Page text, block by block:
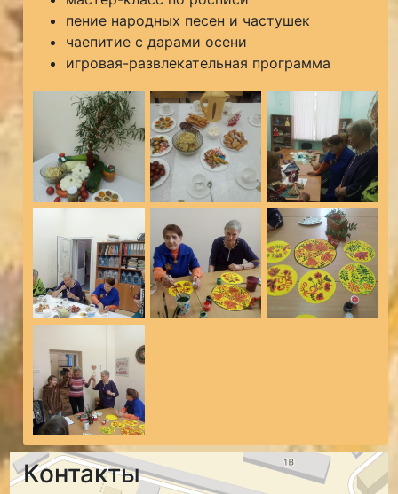
пение народных песен и частушек
чаепитие с дарами осени
игровая-развлекательная программа
Контакты